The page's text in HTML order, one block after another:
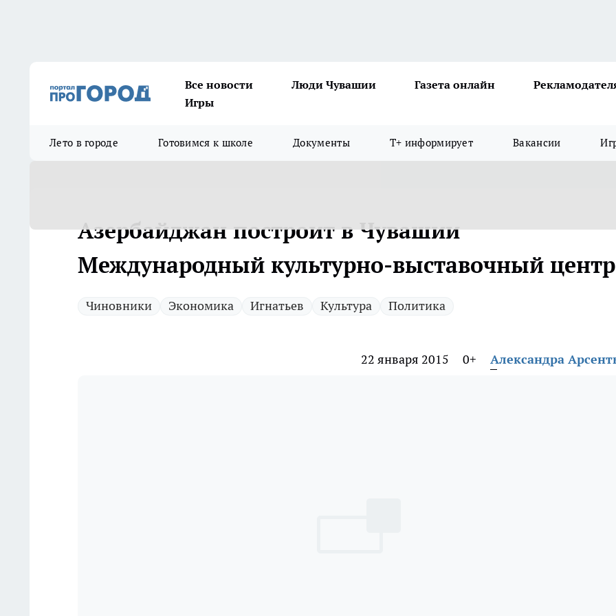
Все новости Люди Чувашии Газета онлайн
Игры
Лето в городе Готовимся к школе Документы Т+ информирует Вакансии
Азербайджан построит в Чувашии
Международный культурно-выставочный центр
Чиновники Экономика Игнатьев Культура Политика
22 января 2015 0+ Александра